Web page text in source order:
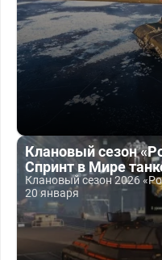
Клановый сезон
Спринт в Мире
Клановый сезон 2026
20 января